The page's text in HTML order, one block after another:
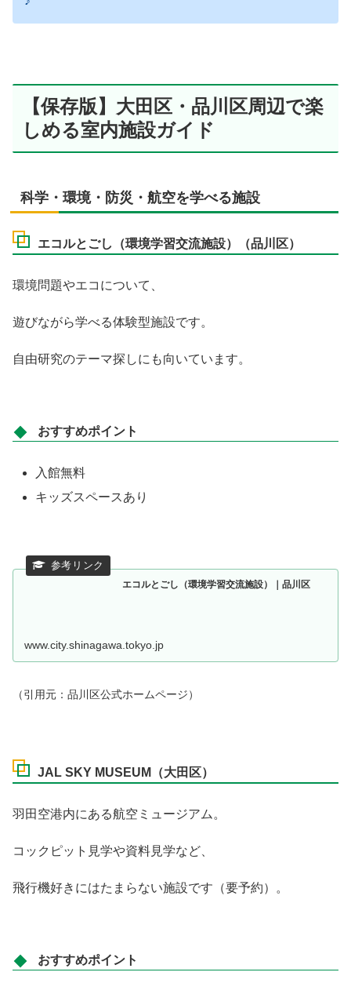
【保存版】大田区・品川区周辺で楽
しめる室内施設ガイド
科学・環境・防災・航空を学べる施設
エコルとごし（環境学習交流施設）（品川区）
環境問題やエコについて、
遊びながら学べる体験型施設です。
自由研究のテーマ探しにも向いています。
おすすめポイント
入館無料
キッズスペースあり
エコルとごし（環境学習交流施設）｜品川区
www.city.shinagawa.tokyo.jp
（引用元：品川区公式ホームページ）
JAL SKY MUSEUM（大田区）
羽田空港内にある航空ミュージアム。
コックピット見学や資料見学など、
飛行機好きにはたまらない施設です（要予約）。
おすすめポイント